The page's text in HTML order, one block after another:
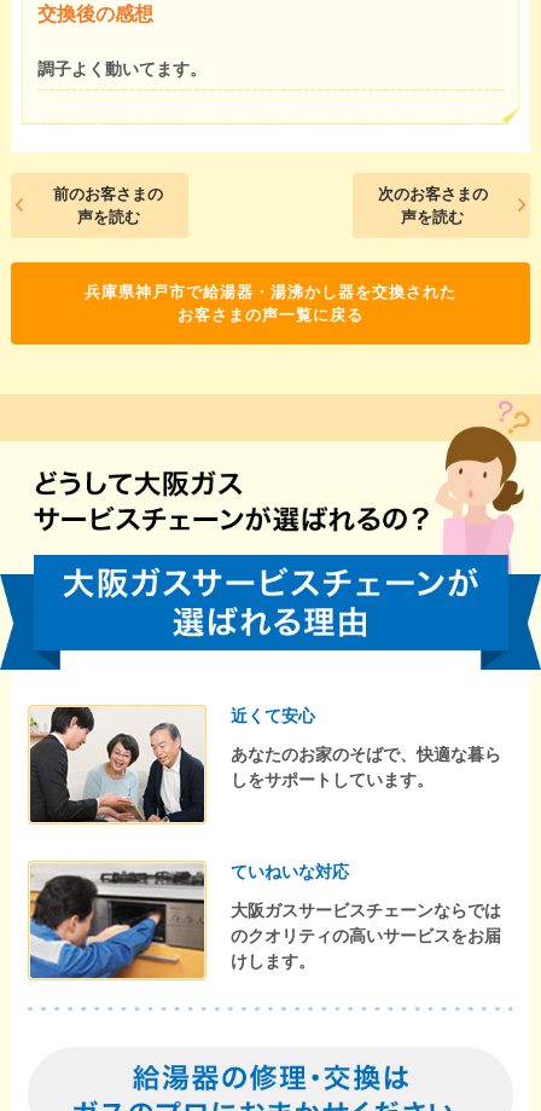
交換後の感想
調子よく動いてます。
前のお客さまの
声を読む
次のお客さまの
声を読む
兵庫県神戸市で給湯器・湯沸かし器を交換された
お客さまの声一覧に戻る
近くて安心
あなたのお家のそばで、快適な暮ら
しをサポートしています。
ていねいな対応
大阪ガスサービスチェーンならでは
のクオリティの高いサービスをお届
けします。